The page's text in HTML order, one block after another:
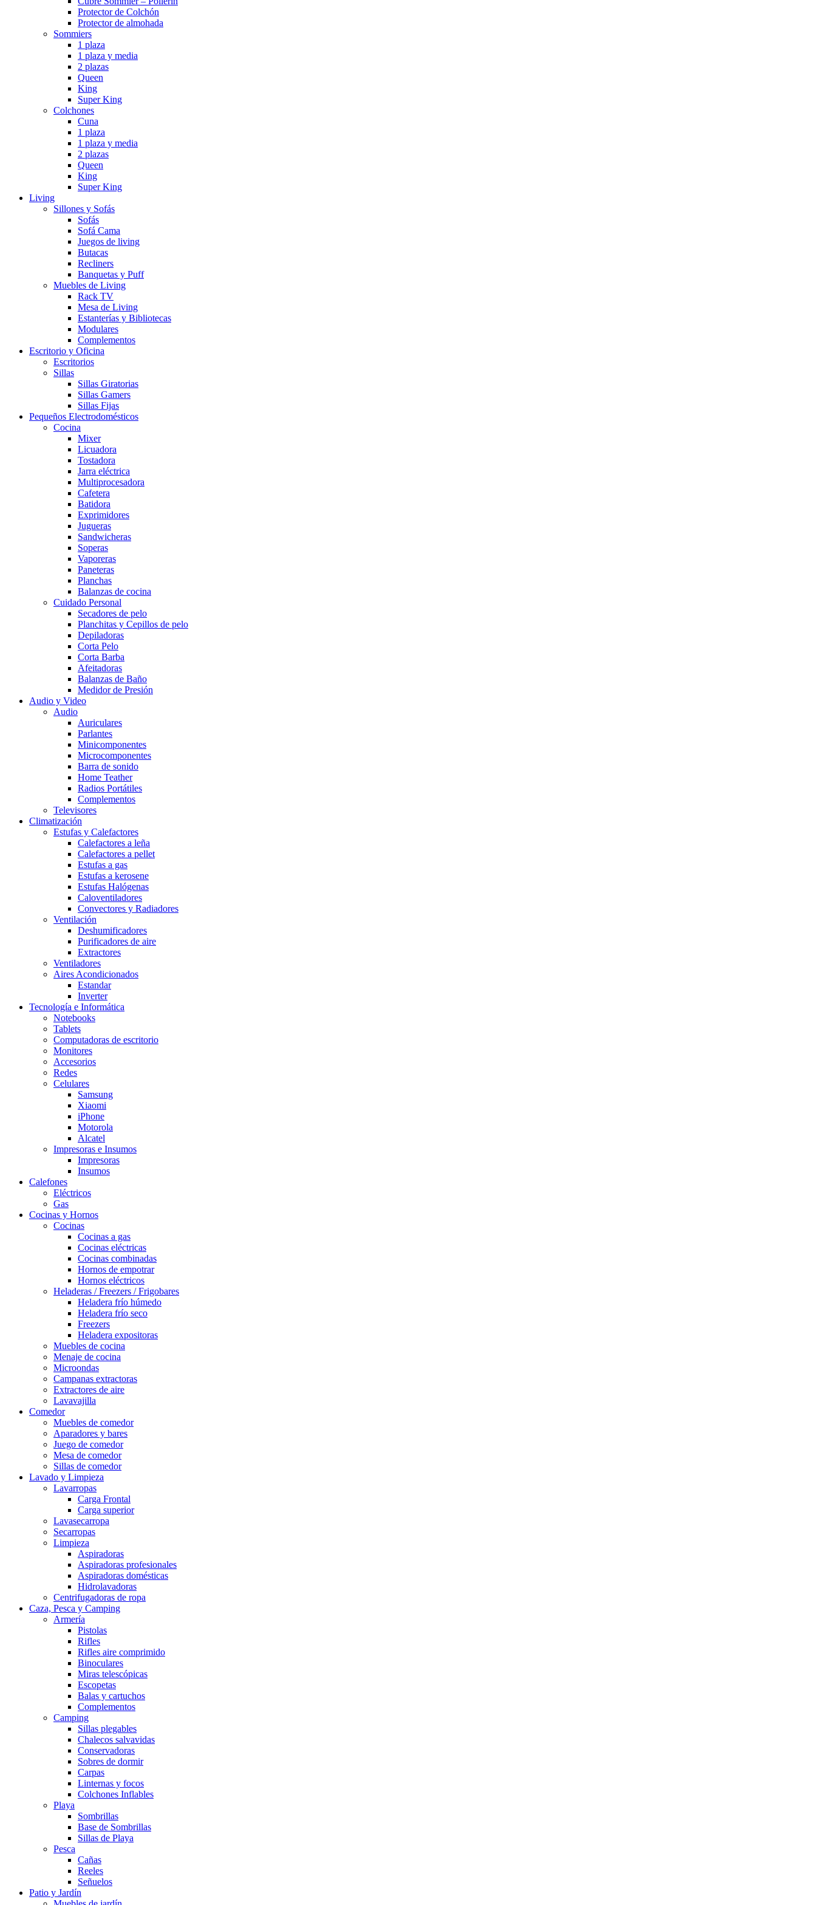
Protector de Colchón
Protector de almohada
Sommiers
1 plaza
1 plaza y media
2 plazas
Queen
King
Super King
Colchones
Cuna
1 plaza
1 plaza y media
2 plazas
Queen
King
Super King
Living
Sillones y Sofás
Sofás
Sofá Cama
Juegos de living
Butacas
Recliners
Banquetas y Puff
Muebles de Living
Rack TV
Mesa de Living
Estanterías y Bibliotecas
Modulares
Complementos
Escritorio y Oficina
Escritorios
Sillas
Sillas Giratorias
Sillas Gamers
Sillas Fijas
Pequeños Electrodomésticos
Cocina
Mixer
Licuadora
Tostadora
Jarra eléctrica
Multiprocesadora
Cafetera
Batidora
Exprimidores
Jugueras
Sandwicheras
Soperas
Vaporeras
Paneteras
Planchas
Balanzas de cocina
Cuidado Personal
Secadores de pelo
Planchitas y Cepillos de pelo
Depiladoras
Corta Pelo
Corta Barba
Afeitadoras
Balanzas de Baño
Medidor de Presión
Audio y Video
Audio
Auriculares
Parlantes
Minicomponentes
Microcomponentes
Barra de sonido
Home Teather
Radios Portátiles
Complementos
Televisores
Climatización
Estufas y Calefactores
Calefactores a leña
Calefactores a pellet
Estufas a gas
Estufas a kerosene
Estufas Halógenas
Caloventiladores
Convectores y Radiadores
Ventilación
Deshumificadores
Purificadores de aire
Extractores
Ventiladores
Aires Acondicionados
Estandar
Inverter
Tecnología e Informática
Notebooks
Tablets
Computadoras de escritorio
Monitores
Accesorios
Redes
Celulares
Samsung
Xiaomi
iPhone
Motorola
Alcatel
Impresoras e Insumos
Impresoras
Insumos
Calefones
Eléctricos
Gas
Cocinas y Hornos
Cocinas
Cocinas a gas
Cocinas eléctricas
Cocinas combinadas
Hornos de empotrar
Hornos eléctricos
Heladeras / Freezers / Frigobares
Heladera frío húmedo
Heladera frío seco
Freezers
Heladera expositoras
Muebles de cocina
Menaje de cocina
Microondas
Campanas extractoras
Extractores de aire
Lavavajilla
Comedor
Muebles de comedor
Aparadores y bares
Juego de comedor
Mesa de comedor
Sillas de comedor
Lavado y Limpieza
Lavarropas
Carga Frontal
Carga superior
Lavasecarropa
Secarropas
Limpieza
Aspiradoras
Aspiradoras profesionales
Aspiradoras domésticas
Hidrolavadoras
Centrifugadoras de ropa
Caza, Pesca y Camping
Armería
Pistolas
Rifles
Rifles aire comprimido
Binoculares
Miras telescópicas
Escopetas
Balas y cartuchos
Complementos
Camping
Sillas plegables
Chalecos salvavidas
Conservadoras
Sobres de dormir
Carpas
Linternas y focos
Colchones Inflables
Playa
Sombrillas
Base de Sombrillas
Sillas de Playa
Pesca
Cañas
Reeles
Señuelos
Patio y Jardín